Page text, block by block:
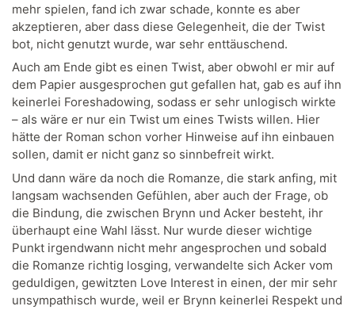
mehr spielen, fand ich zwar schade, konnte es aber
akzeptieren, aber dass diese Gelegenheit, die der Twist
bot, nicht genutzt wurde, war sehr enttäuschend.
Auch am Ende gibt es einen Twist, aber obwohl er mir auf
dem Papier ausgesprochen gut gefallen hat, gab es auf ihn
keinerlei Foreshadowing, sodass er sehr unlogisch wirkte
– als wäre er nur ein Twist um eines Twists willen. Hier
hätte der Roman schon vorher Hinweise auf ihn einbauen
sollen, damit er nicht ganz so sinnbefreit wirkt.
Und dann wäre da noch die Romanze, die stark anfing, mit
langsam wachsenden Gefühlen, aber auch der Frage, ob
die Bindung, die zwischen Brynn und Acker besteht, ihr
überhaupt eine Wahl lässt. Nur wurde dieser wichtige
Punkt irgendwann nicht mehr angesprochen und sobald
die Romanze richtig losging, verwandelte sich Acker vom
geduldigen, gewitzten Love Interest in einen, der mir sehr
unsympathisch wurde, weil er Brynn keinerlei Respekt und